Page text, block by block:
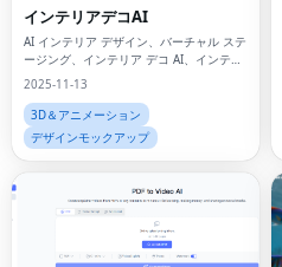
インテリアデコAI
AI インテリア デザイン、バーチャル ステ
ージング、インテリア デコ AI、インテリ
ア デザイン、ホーム ステージング、AI パ
2025-11-13
3D＆アニメーション
デザインモックアップ